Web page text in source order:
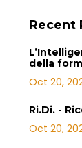
Recent
della
Oct 20,
Ri.Di. -
Oct 20,